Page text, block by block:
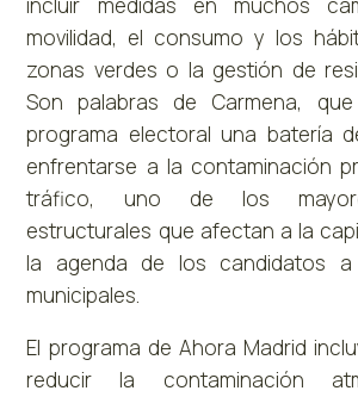
movilidad, el consumo y los
zonas verdes o la gestión de
Son palabras de Carmena,
programa electoral una batería
enfrentarse a la contaminación
tráfico, uno de los
estructurales que afectan a la
la agenda de los candidatos a
municipales.
El programa de Ahora Madrid
reducir la contaminación